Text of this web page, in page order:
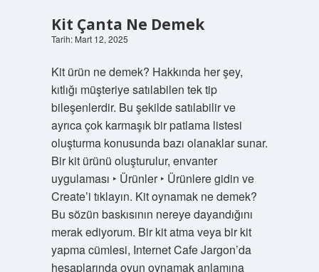
Kit Çanta Ne Demek
Tarih: Mart 12, 2025
Kit ürün ne demek? Hakkında her şey,
kıtlığı müşteriye satılabilen tek tip
bileşenlerdir. Bu şekilde satılabilir ve
ayrıca çok karmaşık bir patlama listesi
oluşturma konusunda bazı olanaklar sunar.
Bir kit ürünü oluşturulur, envanter
uygulaması ‣ Ürünler ‣ Ürünlere gidin ve
Create’i tıklayın. Kit oynamak ne demek?
Bu sözün baskısının nereye dayandığını
merak ediyorum. Bir kit atma veya bir kit
yapma cümlesi, Internet Cafe Jargon’da
hesaplarında oyun oynamak anlamına